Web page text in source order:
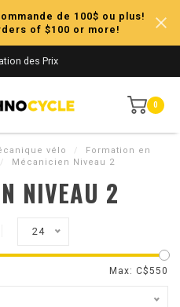
de 100$ ou plus!
of $100 or more!
des Prix
0
vélo /
Formation en
/ Mécanicien Niveau 2
NIVEAU 2
24
Max: C$550